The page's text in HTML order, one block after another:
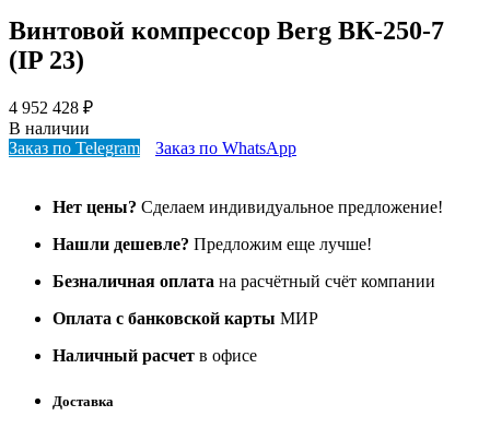
Винтовой компрессор Berg ВК-250-7
(IP 23)
4 952 428 ₽
В наличии
Заказ по Telegram
Заказ по WhatsApp
Нет цены? Сделаем индивидуальное предложение!
Нашли дешевле? Предложим еще лучше!
Безналичная оплата на расчётный счёт компании
Оплата с банковской карты МИР
Наличный расчет в офисе
Доставка